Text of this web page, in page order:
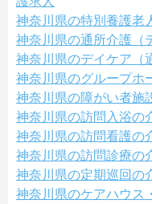
神奈川県の特別養護老
神奈川県の通所介護（
神奈川県のデイケア（
神奈川県のグループホ
神奈川県の障がい者施
神奈川県の訪問入浴の
神奈川県の訪問看護の
神奈川県の訪問診療の
神奈川県の定期巡回の
神奈川県のケアハウス